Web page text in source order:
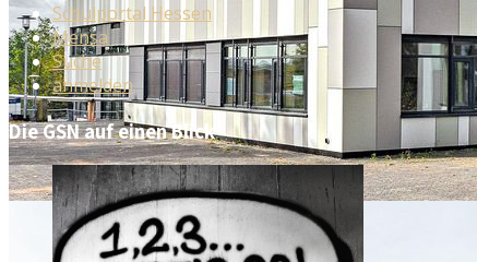
Schulportal Hessen
Mensa
Suche
anmelden
Die GSN auf einen Blick